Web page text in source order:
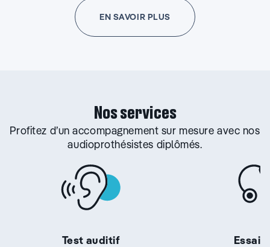
EN SAVOIR PLUS
Nos services
Profitez d’un accompagnement sur mesure avec nos
audioprothésistes diplômés.
Test auditif Essai